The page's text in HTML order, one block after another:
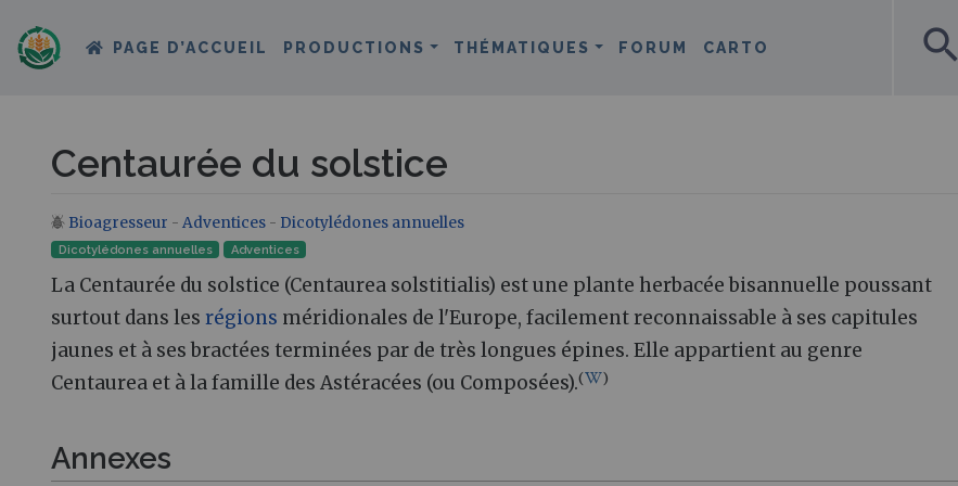
PAGE D’ACCUEIL PRODUCTIONS THÉMATIQUES FORUM CARTO search
Centaurée du solstice
Aller à :navigation,rechercher
Bioagresseur - Adventices - Dicotylédones annuelles
Dicotylédones annuelles Adventices
La Centaurée du solstice (Centaurea solstitialis) est une plante herbacée bisannuelle poussant
surtout dans les régions méridionales de l'Europe, facilement reconnaissable à ses capitules
jaunes et à ses bractées terminées par de très longues épines. Elle appartient au genre
Centaurea et à la famille des Astéracées (ou Composées).( )
Annexes